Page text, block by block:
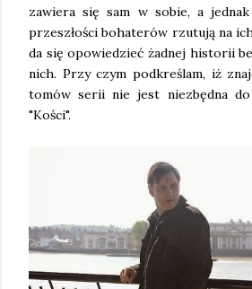
zawiera się sam w sobie, a
przeszłości bohaterów rzutują na
da się opowiedzieć żadnej historii
nich. Przy czym podkreślam, iż
tomów serii nie jest niezbędna
"Kości".